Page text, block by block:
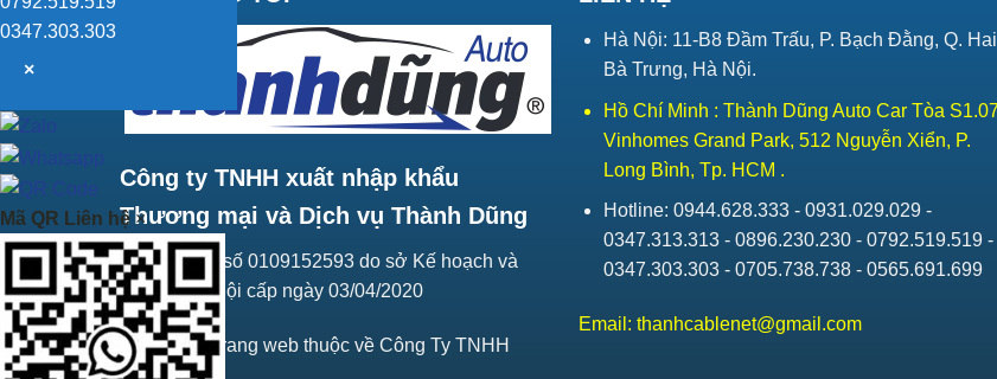
Công ty TNHH xuất nhập khẩu
Thương mại và Dịch vụ Thành Dũng
Giấy ĐKKD số 0109152593 do sở Kế hoạch và
Đầu tư Hà Nội cấp ngày 03/04/2020
Bản quyền trang web thuộc về Công Ty TNHH
Thành Dũng
Hà Nội: 11-B8 Đầm Trấu, P. Bạch Đằng, Q. Hai
Bà Trưng, Hà Nội.
Hồ Chí Minh : Thành Dũng Auto Car Tòa S1.07
Vinhomes Grand Park, 512 Nguyễn Xiển, P.
Long Bình, Tp. HCM .
Hotline: 0944.628.333 - 0931.029.029 -
0347.313.313 - 0896.230.230 - 0792.519.519 -
0347.303.303 - 0705.738.738 - 0565.691.699
Email: thanhcablenet@gmail.com
0347.303.303
×
Mã QR Liên hệ ×